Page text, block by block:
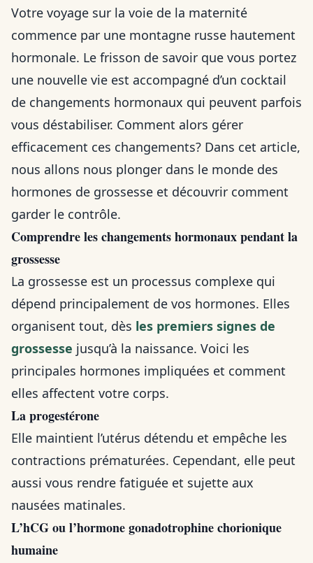
Votre voyage sur la voie de la maternité
commence par une montagne russe hautement
hormonale. Le frisson de savoir que vous portez
une nouvelle vie est accompagné d’un cocktail
de changements hormonaux qui peuvent parfois
vous déstabiliser. Comment alors gérer
efficacement ces changements? Dans cet article,
nous allons nous plonger dans le monde des
hormones de grossesse et découvrir comment
garder le contrôle.
Comprendre les changements hormonaux pendant la
grossesse
La grossesse est un processus complexe qui
dépend principalement de vos hormones. Elles
organisent tout, dès les premiers signes de
grossesse jusqu’à la naissance. Voici les
principales hormones impliquées et comment
elles affectent votre corps.
La progestérone
Elle maintient l’utérus détendu et empêche les
contractions prématurées. Cependant, elle peut
aussi vous rendre fatiguée et sujette aux
nausées matinales.
L’hCG ou l’hormone gonadotrophine chorionique
humaine